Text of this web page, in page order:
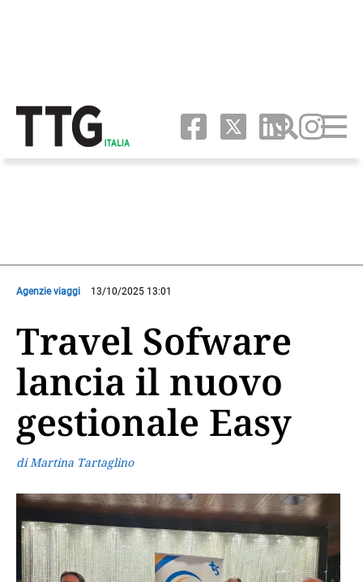
Agenzie viaggi 13/10/2025 13:01
Travel Sofware
lancia il nuovo
gestionale Easy
di Martina Tartaglino